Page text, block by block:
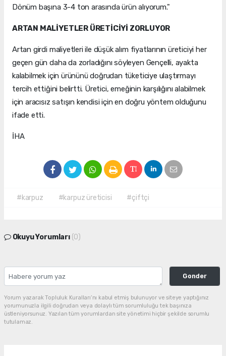
Dönüm başına 3-4 ton arasında ürün alıyorum."
ARTAN MALİYETLER ÜRETİCİYİ ZORLUYOR
Artan girdi maliyetleri ile düşük alım fiyatlarının üreticiyi her
geçen gün daha da zorladığını söyleyen Gençelli, ayakta
kalabilmek için ürününü doğrudan tüketiciye ulaştırmayı
tercih ettiğini belirtti. Üretici, emeğinin karşılığını alabilmek
için aracısız satışın kendisi için en doğru yöntem olduğunu
ifade etti.
İHA
#karpuz #karpuz üreticisi #çiftçi
Okuyu Yorumları (0)
Gonder
Yorum yazarak Topluluk Kuralları’nı kabul etmiş bulunuyor ve siteye yaptığınız
yorumunuzla ilgili doğrudan veya dolaylı tüm sorumluluğu tek başınıza
üstleniyorsunuz. Yazılan tüm yorumlardan site yönetimi hiçbir şekilde sorumlu
tutulamaz.